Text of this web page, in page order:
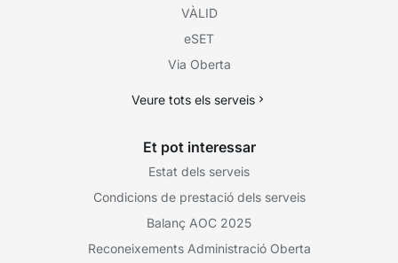
VÀLID
eSET
Via Oberta
Veure tots els serveis
Et pot interessar
Estat dels serveis
Condicions de prestació dels serveis
Balanç AOC 2025
Reconeixements Administració Oberta